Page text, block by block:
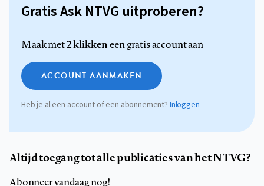
Gratis Ask NTVG uitproberen?
Maak met2 klikkeneen gratis account aan
ACCOUNT AANMAKEN
Heb je al een account of een abonnement?Inloggen
Altijd toegang tot alle publicaties van het NTVG?
Abonneer vandaag nog!